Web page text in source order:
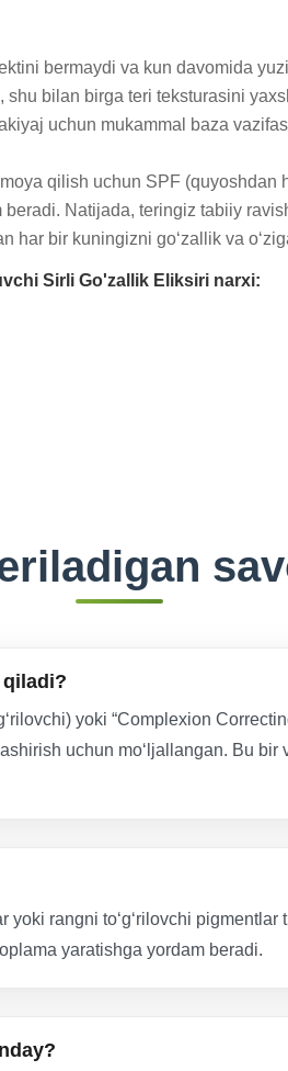
bermaydi va kun davomida
bilan birga teri teksturasini
uchun mukammal baza
qilish uchun SPF
Natijada, teringiz tabiiy
har bir kuningizni go‘zallik va
Sirli Go'zallik Eliksiri narxi:
qiladi?
yoki “Complexion
uchun mo‘ljallangan. Bu bir
rangni to‘g‘rilovchi
yaratishga yordam beradi.